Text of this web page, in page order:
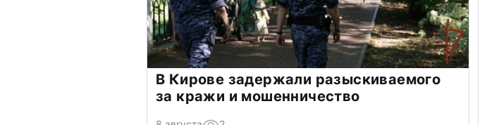
В Кирове задержали разыскиваемого
за кражи и мошенничество